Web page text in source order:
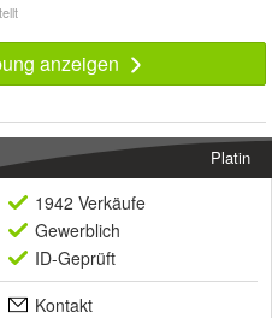
anzeigen
Platin
1942 Verkäufe
Gewerblich
ID-Geprüft
Kontakt